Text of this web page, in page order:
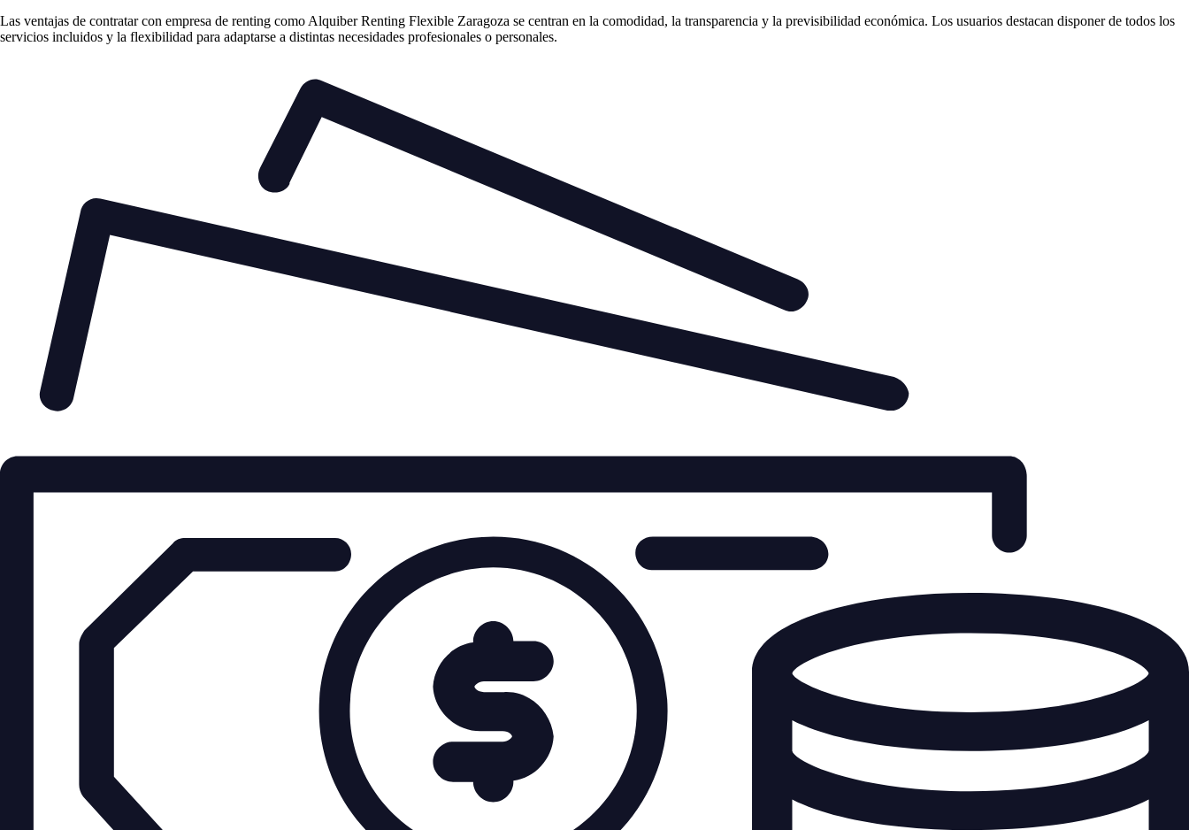
Las ventajas de contratar con empresa de renting como Alquiber Renting Flexible Zaragoza se centran en la comodidad, la transparencia y la previsibilidad económica. Los usuarios destacan disponer de todos los
servicios incluidos y la flexibilidad para adaptarse a distintas necesidades profesionales o personales.